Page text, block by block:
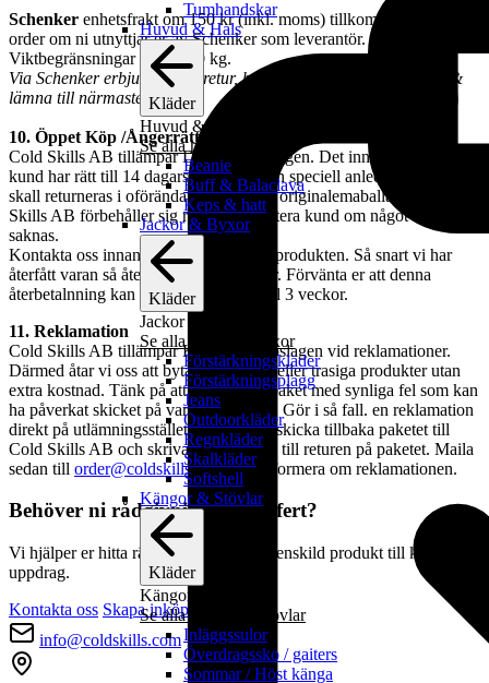
Tumhandskar
Huvud & Hals
Kläder
Huvud & Hals
Se alla huvud & hals
Beanie
Buff & Balaclava
Keps & hatt
Jackor & Byxor
Kläder
Jackor & Byxor
Se alla jackor & byxor
Förstärkningskläder
Förstärkningsplagg
Jeans
Outdoorkläder
Regnkläder
Skalkläder
Softshell
Kängor & Stövlar
Kläder
Kängor & Stövlar
Se alla kängor & stövlar
Inläggssulor
Överdragssko / gaiters
Sommar / Höst känga
Schenker enhetsfrakt om 150 kr (inkl. moms) tillkommer på alla
order om ni utnyttjar er av Schenker som leverantör.
Viktbegränsningar 1 kg – 20 kg.
Via Schenker erbjuder vi fri retur, bara att vända på postlappen &
lämna till närmaste ombud.
10. Öppet Köp /Ångerrätt
Cold Skills AB tillämpar Distansavtalslagen. Det innebär att du som
kund har rätt till 14 dagars returrätt, utan speciell anledning. Varan
skall returneras i oförändart skick och i originalemaballaget. Cold
Skills AB förbehåller sig rätten att debitera kund om något skulle
saknas.
Kontakta oss innan du skickar tillbaka produkten. Så snart vi har
återfått varan så återbetalas dina pengar. Förvänta er att denna
återbetalnning kan komma att ta upp till 3 veckor.
11. Reklamation
Cold Skills AB tillämpar Kosumentköpslagen vid reklamationer.
Därmed åtar vi oss att byta ut felaktiga eller trasiga produkter utan
extra kostnad. Tänk på att inte lösa ut paket med synliga fel som kan
ha påverkat skicket på varan ni beställt. Gör i så fall. en reklamation
direkt på utlämningsstället och be dem skicka tillbaka paketet till
Cold Skills AB och skriva anledningen till returen på paketet. Maila
sedan till order@coldskills.seför att informera om reklamationen.
Behöver ni rådgivning eller offert?
Vi hjälper er hitta rätt utrustning – från enskild produkt till komplett
uppdrag.
Kontakta oss Skapa inköpslista
info@coldskills.com